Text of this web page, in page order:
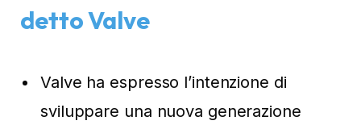
detto Valve
Valve ha espresso l’intenzione di
sviluppare una nuova generazione